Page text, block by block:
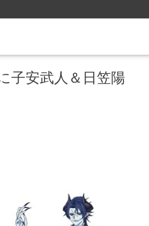
子安武人＆日笠陽